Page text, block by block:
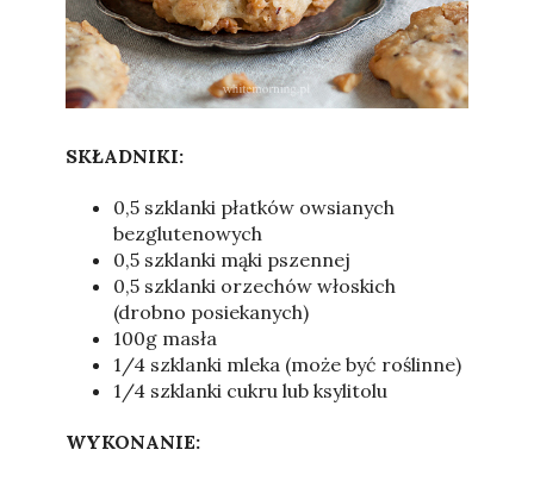
Sylwia
SKŁADNIKI:
0,5 szklanki płatków owsianych
bezglutenowych
0,5 szklanki mąki pszennej
0,5 szklanki orzechów włoskich
(drobno posiekanych)
100g masła
1/4 szklanki mleka (może być roślinne)
1/4 szklanki cukru lub ksylitolu
WYKONANIE: